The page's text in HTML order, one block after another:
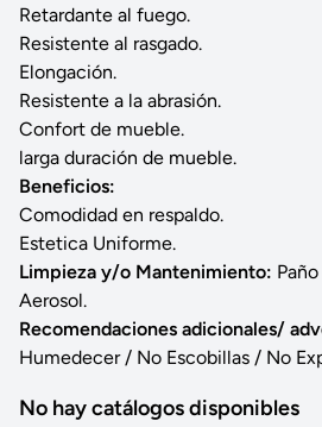
Retardante al fuego.
Resistente al rasgado.
Elongación.
Resistente a la abrasión.
Confort de mueble.
larga duración de mueble.
Beneficios:
Comodidad en respaldo.
Estetica Uniforme.
Limpieza y/o Mantenimiento:
Aerosol.
Recomendaciones adicionales/
Humedecer / No Escobillas / No
No hay catálogos disponibles